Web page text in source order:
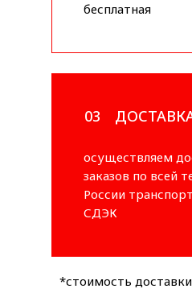
бесплатная
03
осуществляем
заказов по всей
России
СДЭК
*стоимость